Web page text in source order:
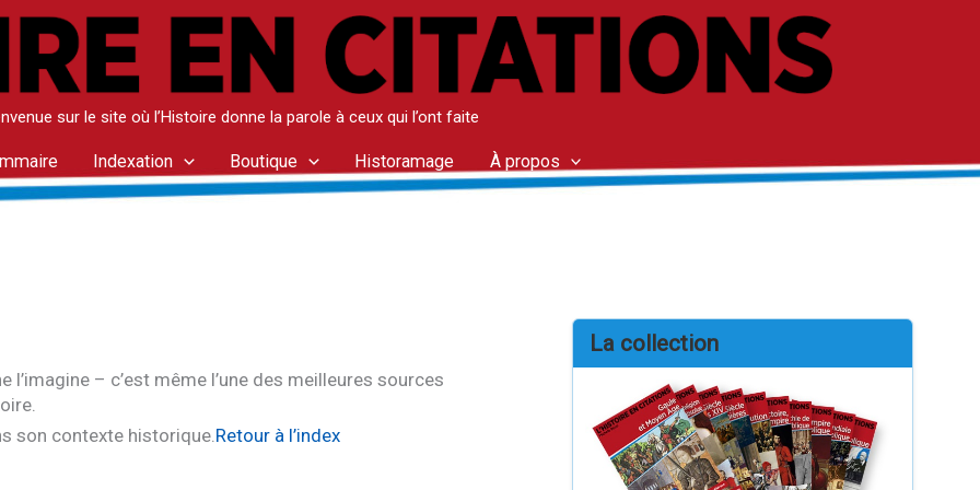
sur le site où l’Histoire donne la parole à ceux qui l’ont faite
Indexation Boutique Historamage À propos
l’imagine – c’est même l’une des meilleures sources
son contexte historique. Retour à l’index
La collection